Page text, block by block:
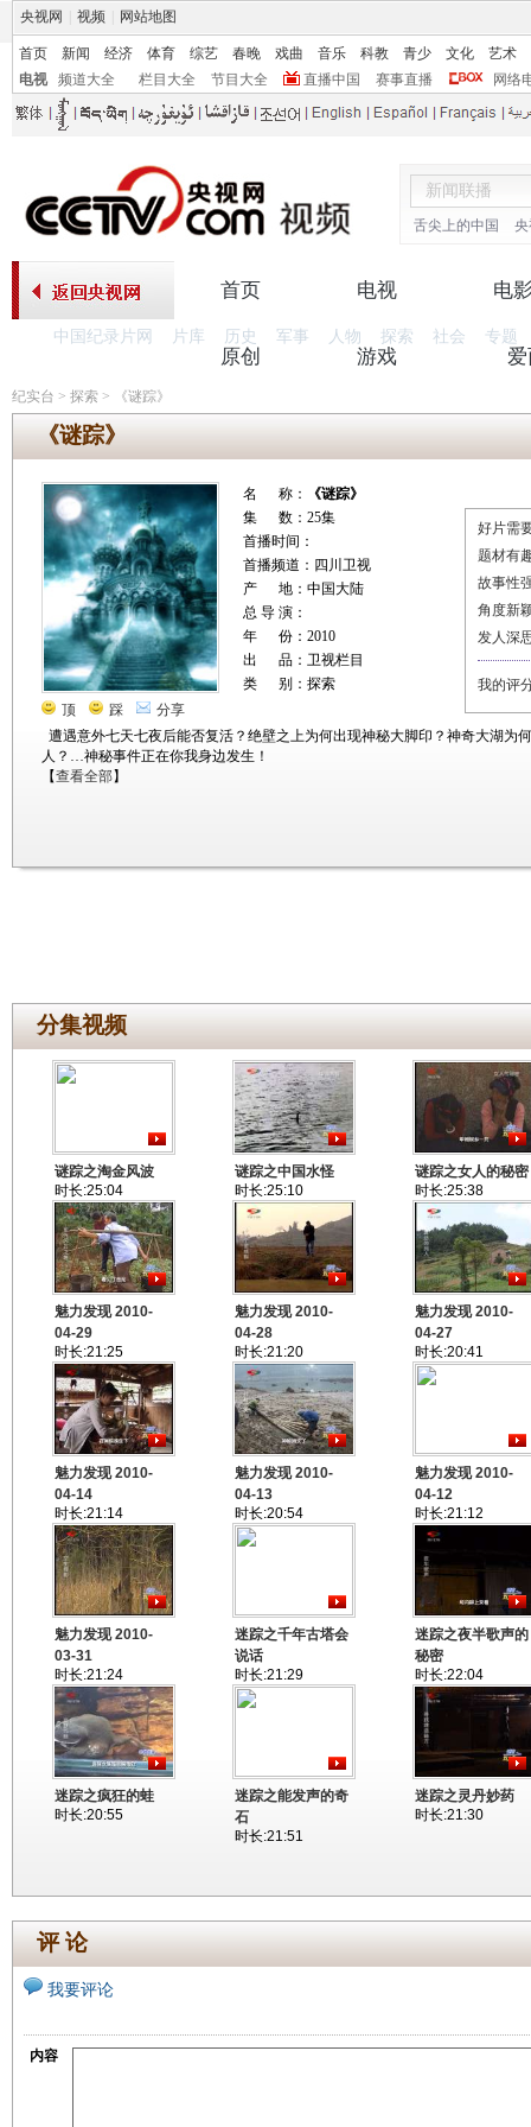
央视网 视频 网站地图
首页 新闻 经济 体育 综艺 春晚 戏曲 音乐 科教 青少 文化
艺术
电视
频道大全 栏目大全 节目大全 直播中国 赛事直播 网络
舌尖上的中国
首页 电视 电
中国纪录片网 片库 历史 军事 人物 探索 社会 专题
原创 游戏
纪实台 > 探索 > 《谜踪》
《谜踪》
顶 踩 分享
名 称：
《谜踪》
集 数：25集
首播时间：
首播频道：四川卫视
产 地：中国大陆
总 导 演：
年 份：2010
出 品：卫视栏目
类 别：探索
遭遇意外七天七夜后能否复活？绝壁之上为何出现神秘大脚印？神奇大湖为
人？…神秘事件正在你我身边发生！
【查看全部】
好片需
题材有
故事性
角度新
发人深
我的评
分集视频
谜踪之淘金风波
时长:25:04
谜踪之中国水怪
时长:25:10
谜踪之女人的秘密
时长:25:38
魅力发现 2010-
04-29
时长:21:25
魅力发现 2010-
04-28
时长:21:20
魅力发现 2010-
04-27
时长:20:41
魅力发现 2010-
04-14
时长:21:14
魅力发现 2010-
04-13
时长:20:54
魅力发现 2010-
04-12
时长:21:12
魅力发现 2010-
03-31
时长:21:24
迷踪之千年古塔会
说话
时长:21:29
迷踪之夜半歌声的
秘密
时长:22:04
迷踪之疯狂的蛙
时长:20:55
迷踪之能发声的奇
石
时长:21:51
迷踪之灵丹妙药
时长:21:30
评 论
我要评论
内容